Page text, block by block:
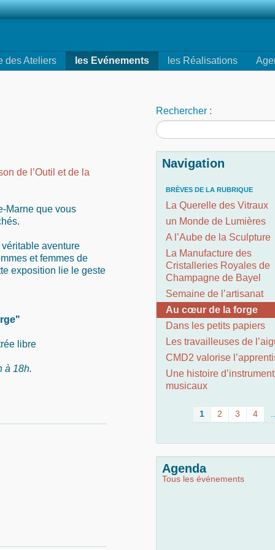
des Ateliers les Evénements les Réalisations
de l’Outil et de la
Marne que vous
aventure
et femmes de
exposition lie le geste
libre
à 18h.
Rechercher :
Navigation
BRÈVES DE LA RUBRIQUE
La Querelle des Vitraux
un Monde de Lumières
A l’Aube de la Sculpture
La Manufacture des
Cristalleries Royales de
Champagne de Bayel
Semaine de l’artisanat
Au cœur de la forge
Dans les petits papiers
Les travailleuses de
CMD2 valorise
Une histoire
musicaux
1 2 3 4
Agenda
Tous les événements